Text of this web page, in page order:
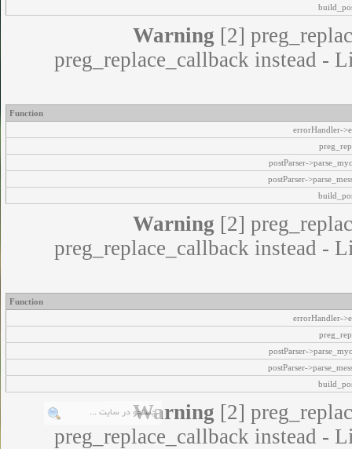
Warning [2]
preg_replace_callback instead -
Function
errorHandler-
postParser-
postParser-
Warning [2]
preg_replace_callback instead -
Function
errorHandler-
postParser-
postParser-
Warning [2]
preg_replace_callback instead -